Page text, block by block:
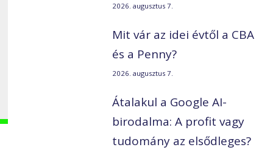
2026. augusztus 7.
Mit vár az idei évtől a CBA
és a Penny?
2026. augusztus 7.
Átalakul a Google AI-
birodalma: A profit vagy
tudomány az elsődleges?